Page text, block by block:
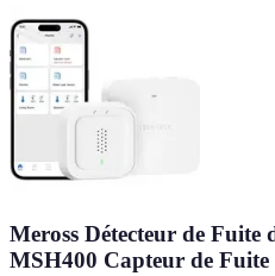
Meross Détecteur de Fuite
MSH400 Capteur de